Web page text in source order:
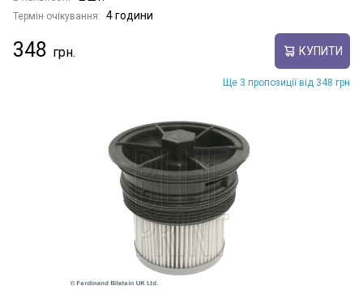
Термін очікування: 4 години
348 КУПИТИ
Ще 3 пропозиції від 348 грн